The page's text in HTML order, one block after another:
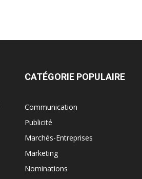
CATÉGORIE POPULAIRE
Communication
Publicité
Marchés-Entreprises
Marketing
Nominations